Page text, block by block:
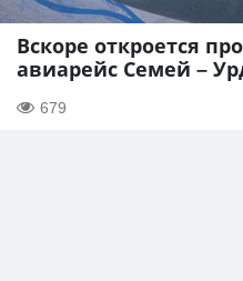
Вскоре откроется
авиарейс Семей –
679